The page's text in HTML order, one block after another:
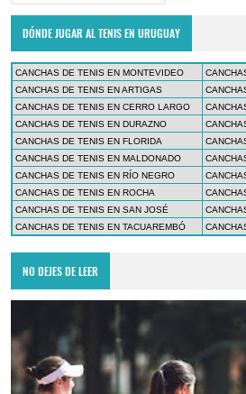
DÓNDE JUGAR AL TENIS EN URUGUAY
CANCHAS DE TENIS EN MONTEVIDEO
CANCHAS DE TENIS EN ARTIGAS
CANCHAS DE TENIS EN CERRO LARGO
CANCHAS DE TENIS EN DURAZNO
CANCHAS DE TENIS EN FLORIDA
CANCHAS DE TENIS EN MALDONADO
CANCHAS DE TENIS EN RÍO NEGRO
CANCHAS DE TENIS EN ROCHA
CANCHAS DE TENIS EN SAN JOSÉ
CANCHAS DE TENIS EN TACUAREMBÓ
NO DEJES DE LEER